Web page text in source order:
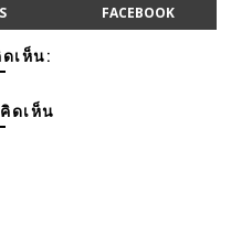
FACEBOOK
เห็น:
ดเห็น